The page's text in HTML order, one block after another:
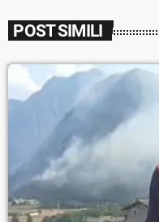
POST SIMILI